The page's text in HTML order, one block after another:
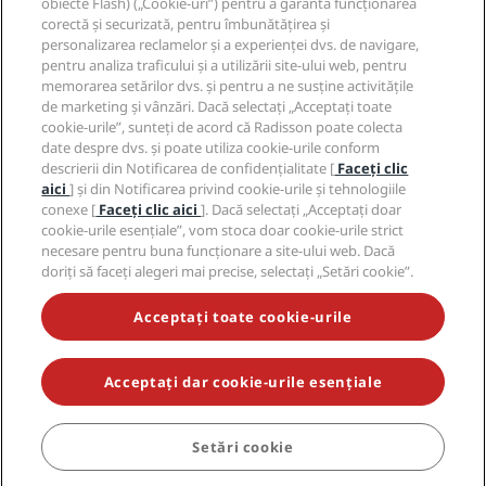
REZERVAȚI
Sănătate și siguranță
Cariere PPHE
Cariere EHL
The Club by RHG
Dezvoltarea afacerilor
Afaceri responsabile
Achiziție
Aviz juridic
Termene și condiții Radisson Rewards
Acordul privind utilizarea site-ului
Accesibilitate digitală
Declarație privind sclavia modernă
Alerte pentru consumatori
Contact
Întrebări frecvente
Hartă site
Rețele de socializare
Mărci Radisson Hotels
NU RATAȚI NICIODATĂ OFERTELE NOASTRE CELE MAI
POPULARE
© 2026 Radisson Hotel Group.Toate drepturile rezervate. RHG
Radisson Hotel Group, Radisson, Radisson RED, Radisson Blu, Radisson
Collection, Radisson Individuals, Park Plaza, Park Inn, Country Inn &
Suites, Prize by Radisson, Radisson Rewards și Radisson Meetings sunt
mărci comerciale ale Radisson Hotel Group.
corectă și securizată, pentru îmbunătățirea și
personalizarea reclamelor și a experienței dvs. de navigare,
pentru analiza traficului și a utilizării site-ului web, pentru
memorarea setărilor dvs. și pentru a ne susține activitățile
de marketing și vânzări. Dacă selectați „Acceptați toate
cookie-urile”, sunteți de acord că Radisson poate colecta
date despre dvs. și poate utiliza cookie-urile conform
descrierii din Notificarea de confidențialitate [ Faceți clic
aici] și din Notificarea privind cookie-urile și tehnologiile
conexe [ Faceți clic aici]. Dacă selectați „Acceptați doar
cookie-urile esențiale”, vom stoca doar cookie-urile strict
necesare pentru buna funcționare a site-ului web. Dacă
doriți să faceți alegeri mai precise, selectați „Setări cookie”.
Acceptați toate cookie-urile
Acceptați dar cookie-urile esențiale
Setări cookie